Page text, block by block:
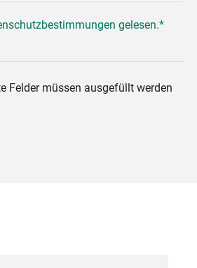
gelesen.*
Felder müssen ausgefüllt werden